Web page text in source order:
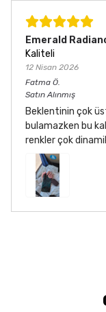
Emerald
Kaliteli
12 Nisan 2026
Fatma Ö.
Satın Alınmış
Beklentinin çok
bulamazken bu
renkler çok